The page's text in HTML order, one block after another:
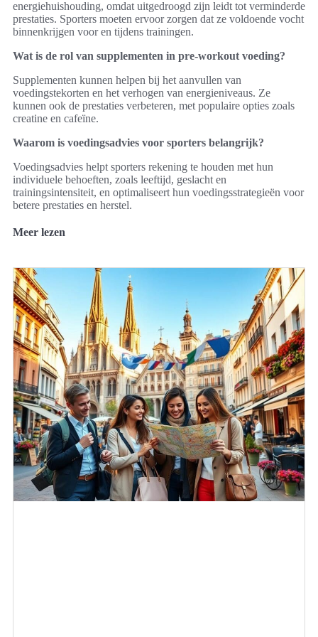
energiehuishouding, omdat uitgedroogd zijn leidt tot verminderde
prestaties. Sporters moeten ervoor zorgen dat ze voldoende vocht
binnenkrijgen voor en tijdens trainingen.
Wat is de rol van supplementen in pre-workout voeding?
Supplementen kunnen helpen bij het aanvullen van
voedingstekorten en het verhogen van energieniveaus. Ze
kunnen ook de prestaties verbeteren, met populaire opties zoals
creatine en cafeïne.
Waarom is voedingsadvies voor sporters belangrijk?
Voedingsadvies helpt sporters rekening te houden met hun
individuele behoeften, zoals leeftijd, geslacht en
trainingsintensiteit, en optimaliseert hun voedingsstrategieën voor
betere prestaties en herstel.
Meer lezen